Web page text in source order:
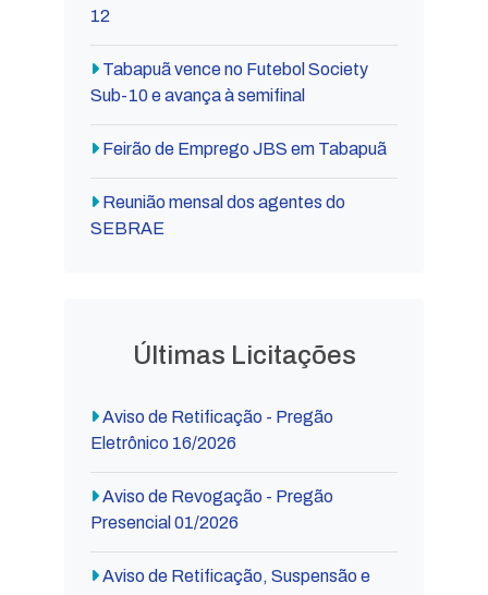
12
Tabapuã vence no Futebol Society
Sub-10 e avança à semifinal
Feirão de Emprego JBS em Tabapuã
Reunião mensal dos agentes do
SEBRAE
Últimas Licitações
Aviso de Retificação - Pregão
Eletrônico 16/2026
Aviso de Revogação - Pregão
Presencial 01/2026
Aviso de Retificação, Suspensão e